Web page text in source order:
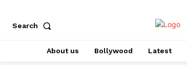
Search
About us Bollywood Latest